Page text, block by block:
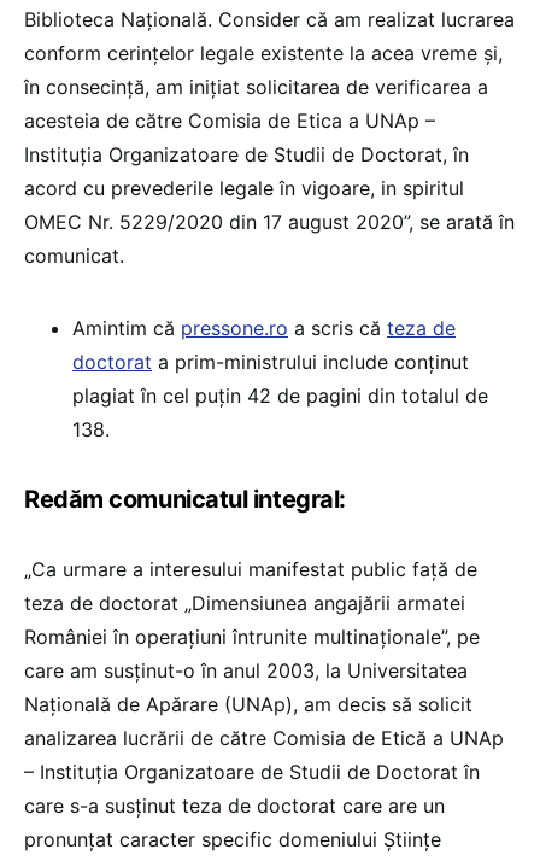
Biblioteca Națională. Consider că am realizat lucrarea
conform cerințelor legale existente la acea vreme și,
în consecință, am inițiat solicitarea de verificarea a
acesteia de către Comisia de Etica a UNAp –
Instituția Organizatoare de Studii de Doctorat, în
acord cu prevederile legale în vigoare, in spiritul
OMEC Nr. 5229/2020 din 17 august 2020”, se arată în
comunicat.
Amintim că pressone.ro a scris că teza de
doctorat a prim-ministrului include conținut
plagiat în cel puțin 42 de pagini din totalul de
138.
Redăm comunicatul integral:
„Ca urmare a interesului manifestat public față de
teza de doctorat „Dimensiunea angajării armatei
României în operațiuni întrunite multinaționale”, pe
care am susținut-o în anul 2003, la Universitatea
Națională de Apărare (UNAp), am decis să solicit
analizarea lucrării de către Comisia de Etică a UNAp
– Instituția Organizatoare de Studii de Doctorat în
care s-a susținut teza de doctorat care are un
pronunțat caracter specific domeniului Științe